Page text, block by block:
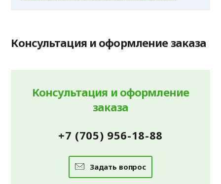
Консультация и оформление заказа
Консультация и оформление
заказа
+7 (705) 956-18-88
Задать вопрос